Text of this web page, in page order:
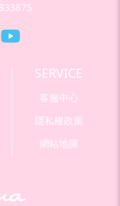
SERVICE
客服中心
隱私權政策
網站地圖